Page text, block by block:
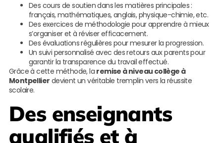
Des cours de soutien dans les matières principales :
français, mathématiques, anglais, physique-chimie, etc.
Des exercices de méthodologie pour apprendre à mieux
s’organiser et à réviser efficacement.
Des évaluations régulières pour mesurer la progression.
Un suivi personnalisé avec des retours aux parents pour
garantir la transparence du travail effectué.
Grâce à cette méthode, la remise à niveau collège à
Montpellier devient un véritable tremplin vers la réussite
scolaire.
Des enseignants
qualifiés et à